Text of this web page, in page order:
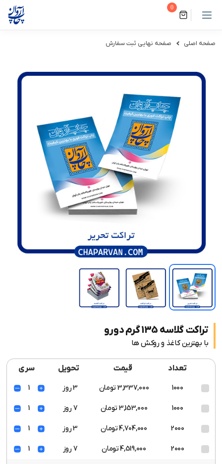
0
صفحه اصلی صفحه نهایی ثبت سفارش
تراکت گلاسه 135 گرم دورو
با بهترین کاغذ و روکش ها
تعداد قیمت تحویل سری
1000 3,337,000 تومان 3 روز 1
1000 3,153,000 تومان 7 روز 1
2000 4,704,000 تومان 3 روز 1
2000 4,519,000 تومان 7 روز 1